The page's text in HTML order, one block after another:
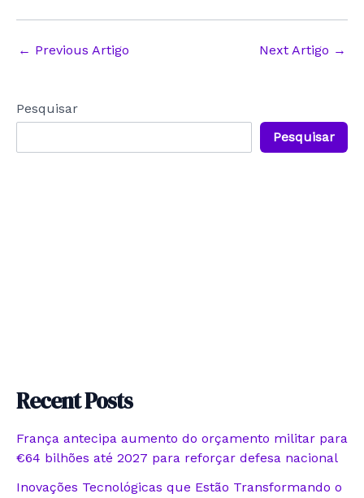
Post
← Previous Artigo Next Artigo →
Pesquisar
Pesquisar
Recent Posts
França antecipa aumento do orçamento militar para
€64 bilhões até 2027 para reforçar defesa nacional
Inovações Tecnológicas que Estão Transformando o